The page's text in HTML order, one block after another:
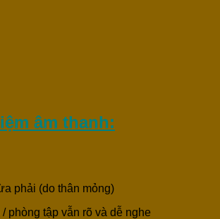
âm thanh:
phải (do thân mỏng)
phòng tập vẫn rõ và dễ nghe